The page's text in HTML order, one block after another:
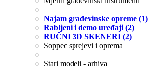
Najam građevinske opreme (1)
Rabljeni i demo uređaji (2)
RUČNI 3D SKENERI (2)
Soppec sprejevi i oprema
Stari modeli - arhiva